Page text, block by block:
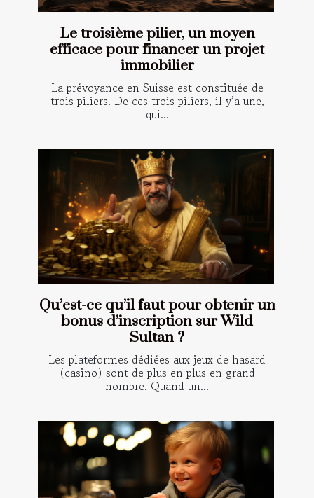
Le troisième pilier, un moyen
efficace pour financer un projet
immobilier
La prévoyance en Suisse est constituée de
trois piliers. De ces trois piliers, il y’a une,
qui...
Qu’est-ce qu’il faut pour obtenir un
bonus d’inscription sur Wild
Sultan ?
Les plateformes dédiées aux jeux de hasard
(casino) sont de plus en plus en grand
nombre. Quand un...